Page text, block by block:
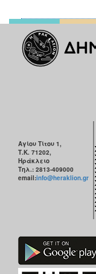
Αγίου Τίτου 1,
Τ.Κ. 71202,
Ηράκλειο
Τηλ.: 2813-409000
email:info@heraklion.gr